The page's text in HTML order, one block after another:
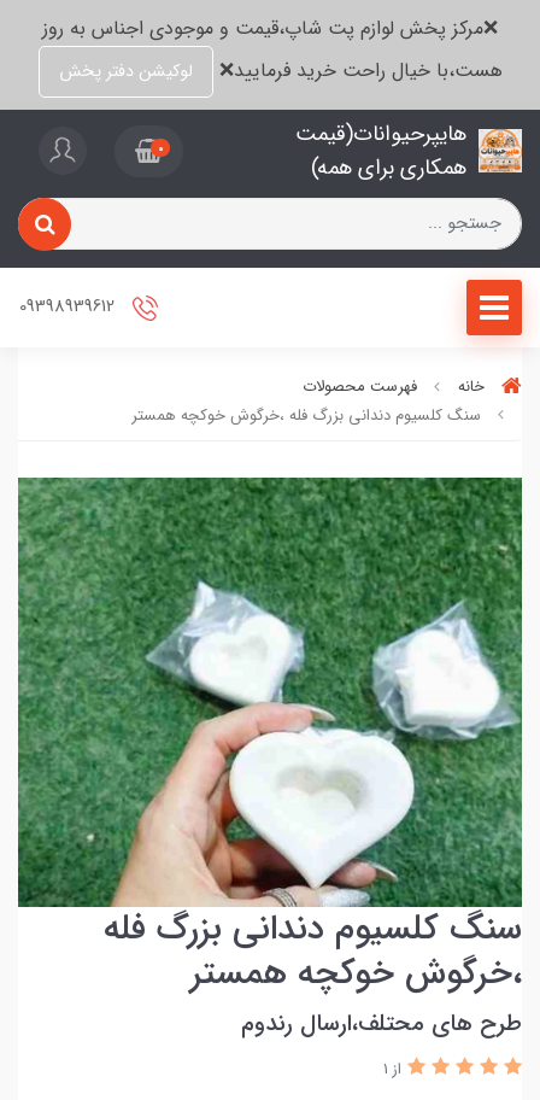
❌مرکز پخش لوازم پت شاپ،قیمت و موجودی اجناس به روز
هست،با خیال راحت خرید فرمایید❌
لوکیشن دفتر پخش
هایپرحیوانات(قیمت
همکاری برای همه)
0
خانه
فهرست محصولات
سنگ کلسیوم دندانی بزرگ فله ،خرگوش خوکچه همستر
سنگ کلسیوم دندانی بزرگ فله
،خرگوش خوکچه همستر
طرح های محتلف،ارسال رندوم
از 1